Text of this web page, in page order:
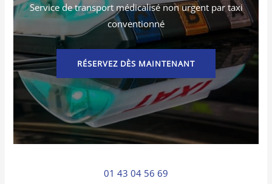
Service de transport médicalisé non urgent par taxi
conventionné
RÉSERVEZ DÈS MAINTENANT
01 43 04 56 69